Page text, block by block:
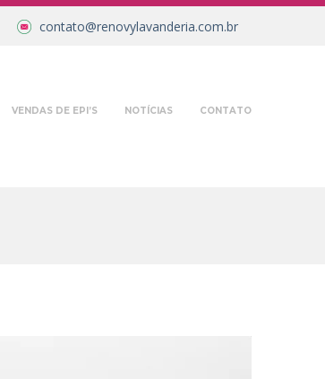
contato@renovylavanderia.com.br
VENDAS DE EPI’S NOTÍCIAS CONTATO